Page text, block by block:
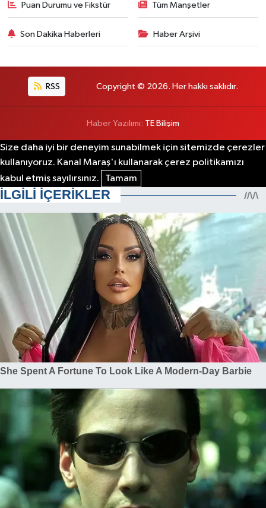
Puan Durumu ve Fikstür Tüm Manşetler
Son Dakika Haberleri Haber Arşivi
RSS Copyright © 2026. Her hakkı saklıdır.
Haber Yazılımı: TE Bilişim
Size daha iyi bir deneyim sunabilmek için sitemizde çerezler
kullanıyoruz. Kanal Maraş'ı kullanarak çerez politikamızı
kabul etmiş sayılırsınız.
Tamam